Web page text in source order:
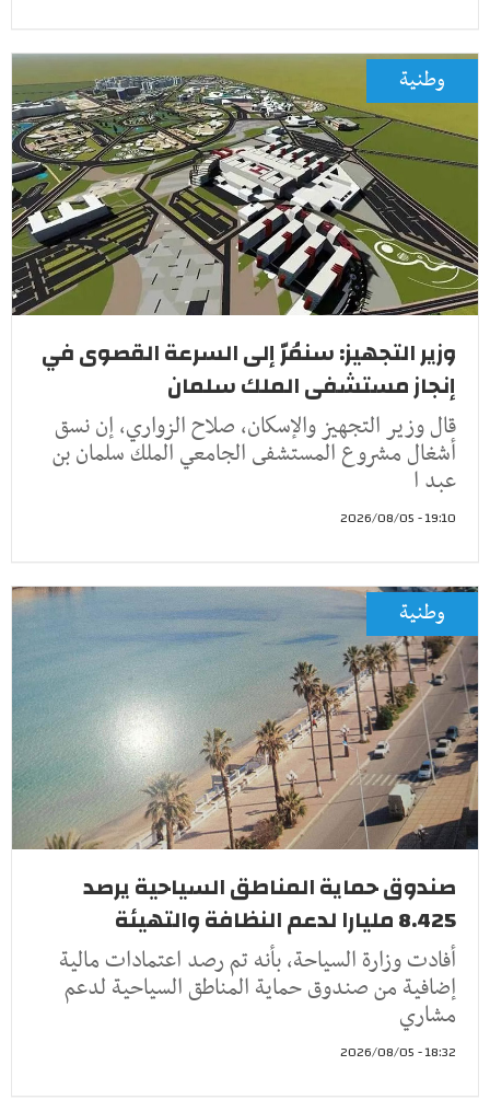
وطنية
وزير التجهيز: سنمُرّ إلى السرعة القصوى في
إنجاز مستشفى الملك سلمان
قال وزير التجهيز والإسكان، صلاح الزواري، إن نسق
أشغال مشروع المستشفى الجامعي الملك سلمان بن
عبد ا
19:10 - 2026/08/05
وطنية
صندوق حماية المناطق السياحية يرصد
8.425 مليارا لدعم النظافة والتهيئة
أفادت وزارة السياحة، بأنه تم رصد اعتمادات مالية
إضافية من صندوق حماية المناطق السياحية لدعم
مشاري
18:32 - 2026/08/05